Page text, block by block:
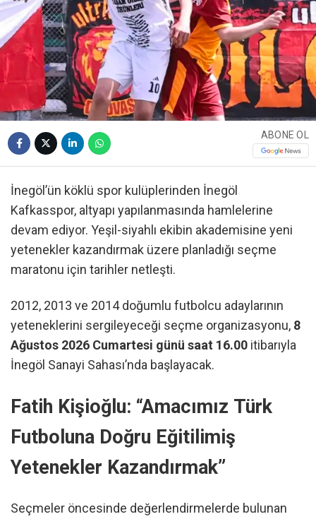
ABONE OL
İnegöl’ün köklü spor kulüplerinden İnegöl
Kafkasspor, altyapı yapılanmasında hamlelerine
devam ediyor. Yeşil-siyahlı ekibin akademisine yeni
yetenekler kazandırmak üzere planladığı seçme
maratonu için tarihler netleşti.
2012, 2013 ve 2014 doğumlu futbolcu adaylarının
yeteneklerini sergileyeceği seçme organizasyonu, 8
Ağustos 2026 Cumartesi günü saat 16.00 itibarıyla
İnegöl Sanayi Sahası’nda başlayacak.
Fatih Kişioğlu: “Amacımız Türk
Futboluna Doğru Eğitilimiş
Yetenekler Kazandırmak”
Seçmeler öncesinde değerlendirmelerde bulunan